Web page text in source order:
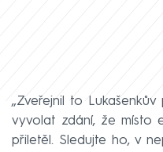
„Zveřejnil to
vyvolat zdání, že místo
přiletěl. Sledujte ho, v